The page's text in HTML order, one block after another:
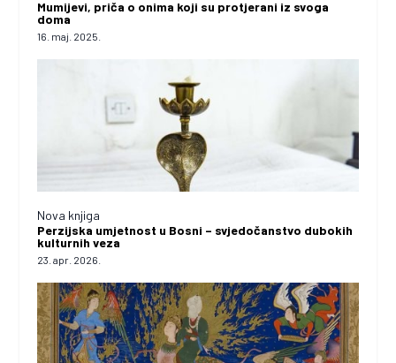
Mumijevi, priča o onima koji su protjerani iz svoga
doma
16. maj. 2025.
Nova knjiga
Perzijska umjetnost u Bosni – svjedočanstvo dubokih
kulturnih veza
23. apr. 2026.